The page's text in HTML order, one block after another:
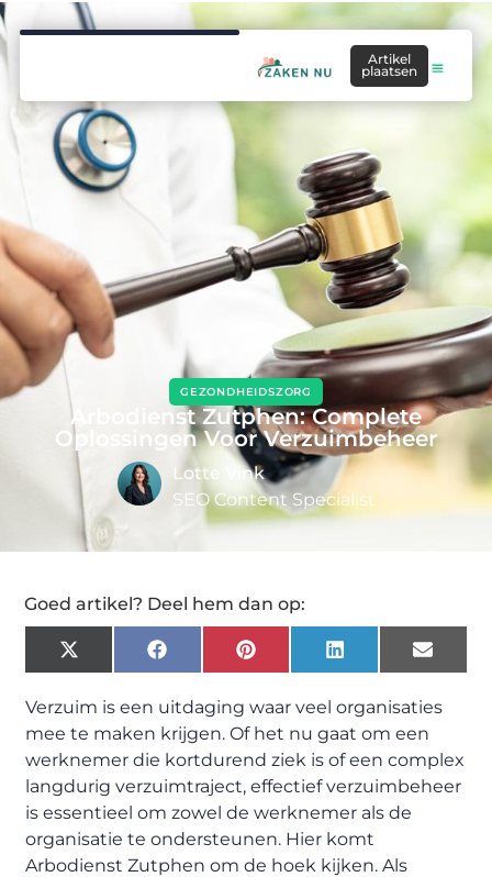
Artikel
plaatsen
GEZONDHEIDSZORG
Arbodienst Zutphen: Complete
Oplossingen Voor Verzuimbeheer
Lotte Vink
SEO Content Specialist
Goed artikel? Deel hem dan op:
X
(Twitter)
FacebookPinterestLinkedIn Email
Verzuim is een uitdaging waar veel organisaties
mee te maken krijgen. Of het nu gaat om een
werknemer die kortdurend ziek is of een complex
langdurig verzuimtraject, effectief verzuimbeheer
is essentieel om zowel de werknemer als de
organisatie te ondersteunen. Hier komt
Arbodienst Zutphen om de hoek kijken. Als